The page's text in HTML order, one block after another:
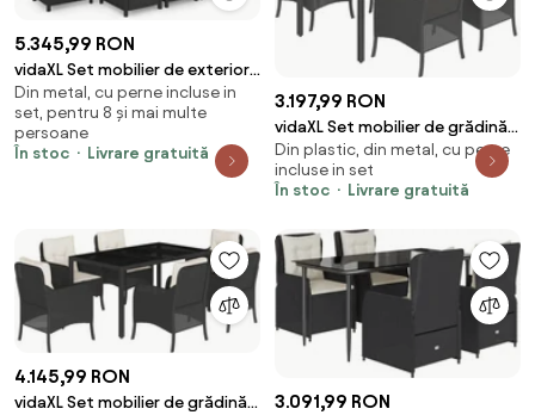
5.345,99 RON
vidaXL Set mobilier de exterior
cu perne, 13 piese, negru,
poliratan
Din metal, cu perne incluse in
set, pentru 8 și mai multe
persoane
În stoc
Livrare gratuită
3.197,99 RON
vidaXL Set mobilier de grădină
cu perne, 5 piese, negru,
poliratan
Din plastic, din metal, cu perne
incluse in set
În stoc
Livrare gratuită
4.145,99 RON
vidaXL Set mobilier de grădină
3.091,99 RON